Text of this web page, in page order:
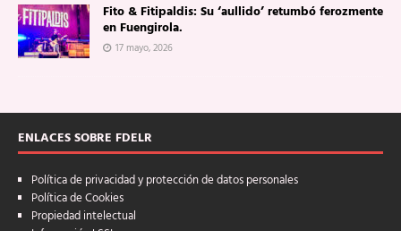
Fito & Fitipaldis: Su ‘aullido’ retumbó ferozmente
en Fuengirola.
17 mayo, 2026
ENLACES SOBRE FDELR
Política de privacidad y protección de datos personales
Política de Cookies
Propiedad intelectual